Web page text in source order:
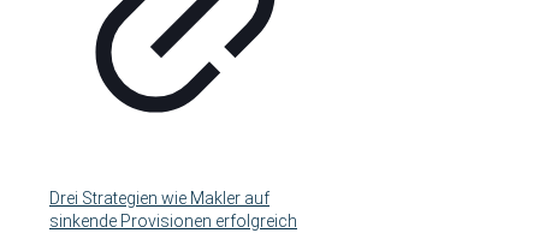
Drei Strategien wie Makler auf
sinkende Provisionen erfolgreich